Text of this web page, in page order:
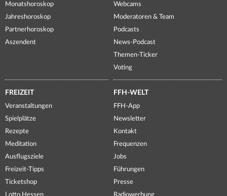
Monatshoroskop
Jahreshoroskop
Partnerhoroskop
Aszendent
Webcams
Moderatoren & Team
Podcasts
News-Podcast
Themen-Ticker
Voting
FREIZEIT
Veranstaltungen
Spielplätze
Rezepte
Meditation
Ausflugsziele
Freizeit-Tipps
Ticketshop
Lotto Hessen
FFH-WELT
FFH-App
Newsletter
Kontakt
Frequenzen
Jobs
Führungen
Presse
Radiowerbung